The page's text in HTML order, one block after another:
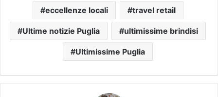
eccellenze locali travel retail
Ultime notizie Puglia ultimissime brindisi
Ultimissime Puglia